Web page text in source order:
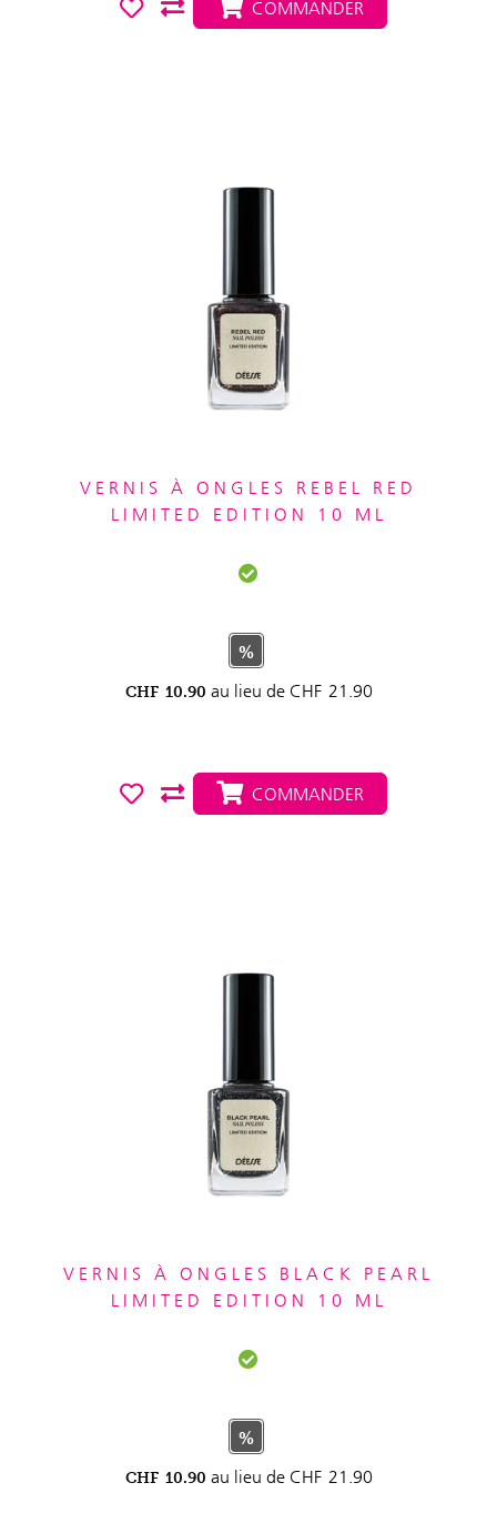
COMMANDER
VERNIS À ONGLES REBEL RED
LIMITED EDITION 10 ML
%
CHF 10.90 au lieu de CHF 21.90
COMMANDER
VERNIS À ONGLES BLACK PEARL
LIMITED EDITION 10 ML
%
CHF 10.90 au lieu de CHF 21.90